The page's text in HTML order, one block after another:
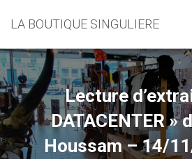
LA BOUTIQUE SINGULIERE
Lecture
DATACENTER »
Houssam – 14/